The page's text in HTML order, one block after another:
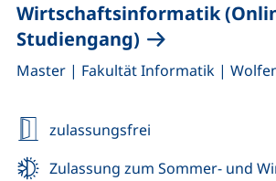
Wirtschaftsinformatik
Studiengang)
Master, | Fakultät Informatik |
zulassungsfrei
Zulassung zum Sommer- und